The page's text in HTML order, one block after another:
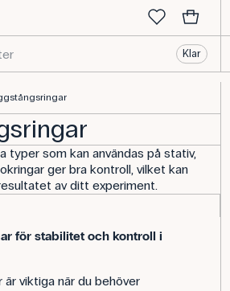
Klar
typer som kan användas på stativ,
ger bra kontroll, vilket kan
av ditt experiment.
för stabilitet och kontroll i
är viktiga när du behöver